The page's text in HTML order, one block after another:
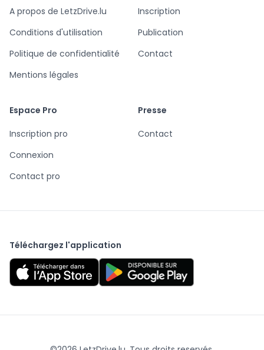
A propos de LetzDrive.lu
Conditions d'utilisation
Politique de confidentialité
Mentions légales
Inscription
Publication
Contact
Espace Pro
Inscription pro
Connexion
Contact pro
Presse
Contact
Téléchargez l'application